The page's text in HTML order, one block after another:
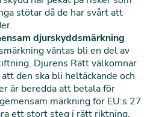
stötar då de har svårt att
djurskyddsmärkning
väntas bli en del av
Djurens Rätt välkomnar
den ska bli heltäckande och
är beredda att betala för
märkning för EU:s 27
ett stort steg i rätt riktning.